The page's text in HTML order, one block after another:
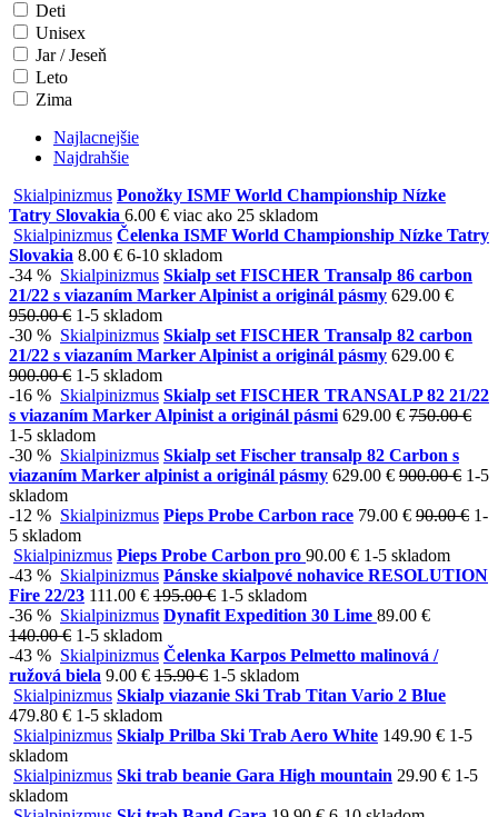
Deti
Unisex
Jar / Jeseň
Leto
Zima
Najlacnejšie
Najdrahšie
Skialpinizmus Ponožky ISMF World Championship Nízke
Tatry Slovakia 6.00 € viac ako 25 skladom
Skialpinizmus Čelenka ISMF World Championship Nízke Tatry
Slovakia 8.00 € 6-10 skladom
-34 % Skialpinizmus Skialp set FISCHER Transalp 86 carbon
21/22 s viazaním Marker Alpinist a originál pásmy 629.00 €
950.00 € 1-5 skladom
-30 % Skialpinizmus Skialp set FISCHER Transalp 82 carbon
21/22 s viazaním Marker Alpinist a originál pásmy 629.00 €
900.00 € 1-5 skladom
-16 % Skialpinizmus Skialp set FISCHER TRANSALP 82 21/22
s viazaním Marker Alpinist a originál pásmi 629.00 € 750.00 €
1-5 skladom
-30 % Skialpinizmus Skialp set Fischer transalp 82 Carbon s
viazaním Marker alpinist a originál pásmy 629.00 € 900.00 € 1-5
skladom
-12 % Skialpinizmus Pieps Probe Carbon race 79.00 € 90.00 € 1-
5 skladom
Skialpinizmus Pieps Probe Carbon pro 90.00 € 1-5 skladom
-43 % Skialpinizmus Pánske skialpové nohavice RESOLUTION
Fire 22/23 111.00 € 195.00 € 1-5 skladom
-36 % Skialpinizmus Dynafit Expedition 30 Lime 89.00 €
140.00 € 1-5 skladom
-43 % Skialpinizmus Čelenka Karpos Pelmetto malinová /
ružová biela 9.00 € 15.90 € 1-5 skladom
Skialpinizmus Skialp viazanie Ski Trab Titan Vario 2 Blue
479.80 € 1-5 skladom
Skialpinizmus Skialp Prilba Ski Trab Aero White 149.90 € 1-5
skladom
Skialpinizmus Ski trab beanie Gara High mountain 29.90 € 1-5
skladom